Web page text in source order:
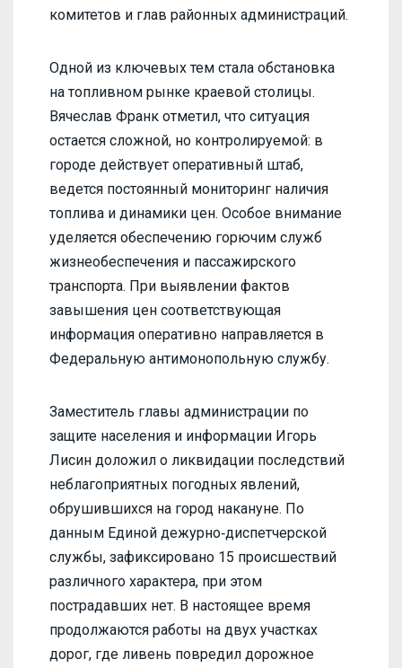
комитетов и глав районных администраций.
Одной из ключевых тем стала обстановка
на топливном рынке краевой столицы.
Вячеслав Франк отметил, что ситуация
остается сложной, но контролируемой: в
городе действует оперативный штаб,
ведется постоянный мониторинг наличия
топлива и динамики цен. Особое внимание
уделяется обеспечению горючим служб
жизнеобеспечения и пассажирского
транспорта. При выявлении фактов
завышения цен соответствующая
информация оперативно направляется в
Федеральную антимонопольную службу.
Заместитель главы администрации по
защите населения и информации Игорь
Лисин доложил о ликвидации последствий
неблагоприятных погодных явлений,
обрушившихся на город накануне. По
данным Единой дежурно‑диспетчерской
службы, зафиксировано 15 происшествий
различного характера, при этом
пострадавших нет. В настоящее время
продолжаются работы на двух участках
дорог, где ливень повредил дорожное